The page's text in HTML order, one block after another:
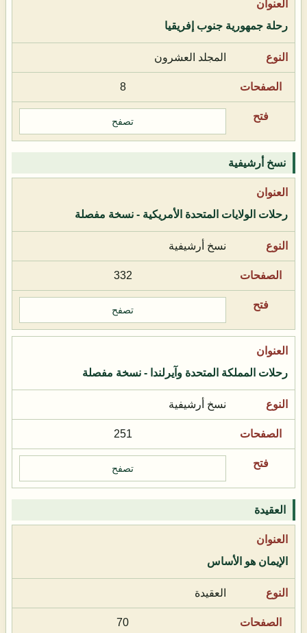
رحلة جمهورية جنوب إفريقيا
المجلد العشرون
8
تصفح
نسخ أرشيفية
رحلات الولايات المتحدة الأمريكية - نسخة مفصلة
نسخ أرشيفية
332
تصفح
رحلات المملكة المتحدة وآيرلندا - نسخة مفصلة
نسخ أرشيفية
251
تصفح
العقيدة
الإيمان هو الأساس
العقيدة
70